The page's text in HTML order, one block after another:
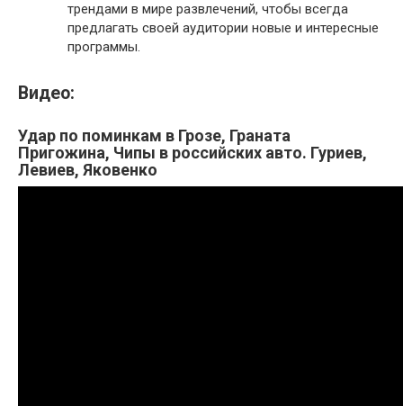
трендами в мире развлечений, чтобы всегда
предлагать своей аудитории новые и интересные
программы.
Видео:
Удар по поминкам в Грозе, Граната
Пригожина, Чипы в российских авто. Гуриев,
Левиев, Яковенко